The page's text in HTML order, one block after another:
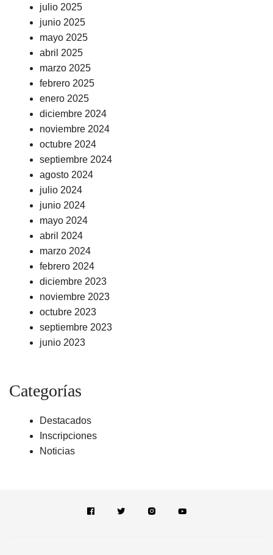
julio 2025
junio 2025
mayo 2025
abril 2025
marzo 2025
febrero 2025
enero 2025
diciembre 2024
noviembre 2024
octubre 2024
septiembre 2024
agosto 2024
julio 2024
junio 2024
mayo 2024
abril 2024
marzo 2024
febrero 2024
diciembre 2023
noviembre 2023
octubre 2023
septiembre 2023
junio 2023
Categorías
Destacados
Inscripciones
Noticias